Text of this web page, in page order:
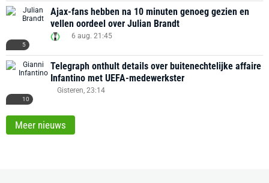
5
Ajax-fans hebben na 10 minuten genoeg gezien en
vellen oordeel over Julian Brandt
6 aug. 21:45
10
Telegraph onthult details over buitenechtelijke affaire
Infantino met UEFA-medewerkster
Gisteren, 23:14
Meer nieuws